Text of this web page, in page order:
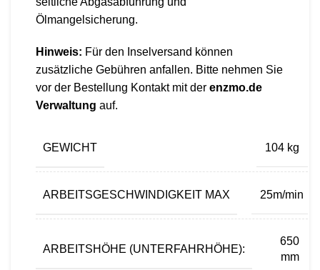
Ölmangelsicherung.
Hinweis: Für den Inselversand können
zusätzliche Gebühren anfallen. Bitte nehmen Sie
vor der Bestellung Kontakt mit der enzmo.de
Verwaltung auf.
GEWICHT 104 kg
ARBEITSGESCHWINDIGKEIT MAX 25m/min
ARBEITSHÖHE (UNTERFAHRHÖHE):
650
mm